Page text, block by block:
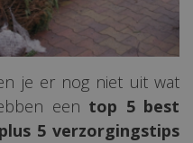
je er nog niet uit wat
een top 5 best
5 verzorgingstips